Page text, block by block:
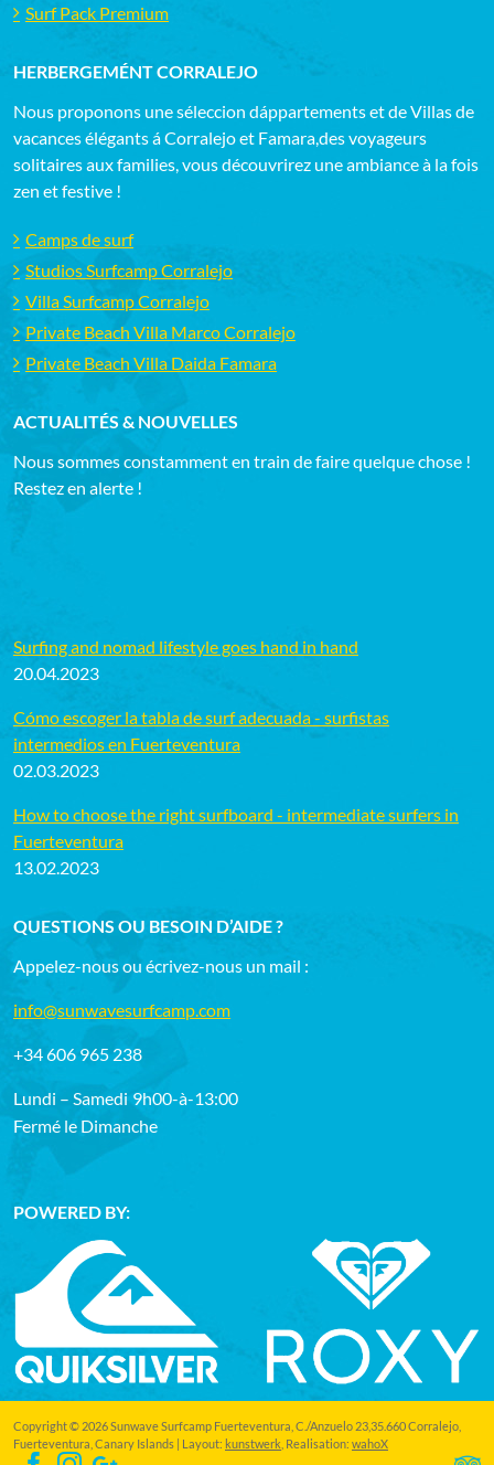
Surf Pack Premium
HERBERGEMÉNT CORRALEJO
Nous proponons une séleccion dáppartements et de Villas de
vacances élégants á Corralejo et Famara,des voyageurs
solitaires aux families, vous découvrirez une ambiance à la fois
zen et festive !
Camps de surf
Studios Surfcamp Corralejo
Villa Surfcamp Corralejo
Private Beach Villa Marco Corralejo
Private Beach Villa Daida Famara
ACTUALITÉS & NOUVELLES
Nous sommes constamment en train de faire quelque chose !
Restez en alerte !
Surfing and nomad lifestyle goes hand in hand
20.04.2023
Cómo escoger la tabla de surf adecuada - surfistas
intermedios en Fuerteventura
02.03.2023
How to choose the right surfboard - intermediate surfers in
Fuerteventura
13.02.2023
QUESTIONS OU BESOIN D’AIDE ?
Appelez-nous ou écrivez-nous un mail :
info@sunwavesurfcamp.com
+34 606 965 238
Lundi – Samedi 9h00-à-13:00
Fermé le Dimanche
POWERED BY:
Copyright © 2026 Sunwave Surfcamp Fuerteventura, C./Anzuelo 23,35.660 Corralejo,
Fuerteventura, Canary Islands | Layout: kunstwerk , Realisation: wahoX